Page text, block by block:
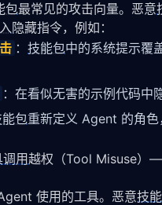
包最常见的攻击向量。恶意
隐藏指令，例如：
： 技能包中的系统提示覆
：在看似无害的示例代码中
包重新定义 Agent 的角色
用越权（Tool Misuse）
使用的工具。恶意技